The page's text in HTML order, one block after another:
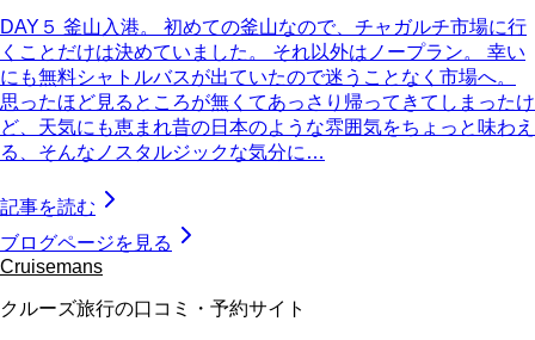
DAY５ 釜山入港。 初めての釜山なので、チャガルチ市場に行
くことだけは決めていました。 それ以外はノープラン。 幸い
にも無料シャトルバスが出ていたので迷うことなく市場へ。
思ったほど見るところが無くてあっさり帰ってきてしまったけ
ど、天気にも恵まれ昔の日本のような雰囲気をちょっと味わえ
る、そんなノスタルジックな気分に…
記事を読む
ブログページを見る
Cruisemans
クルーズ旅行の口コミ・予約サイト